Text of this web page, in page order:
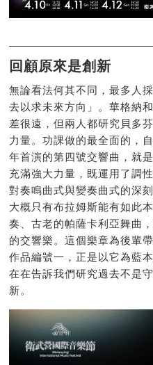
回顧原來是創新
無論看法何其不同，最多人
去以求未來方向」。華格納
差很遠，但兩人都研究貝多
力量。功課做的最全面的，
年首演的第四號交響曲，就
充滿強大力量，既運用了調
對奏鳴曲式與變奏曲式的深
大概只有布拉姆斯能有如此
奏、古老的帕薩卡利亞舞曲
的交響樂。這個樂章為後輩
作品編號一，正是以它為藍
在在告訴我們研究過去不是
新。